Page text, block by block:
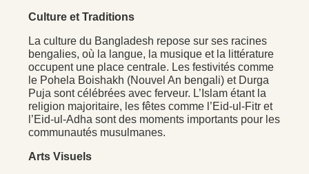
Culture et Traditions
La culture du Bangladesh repose sur ses racines
bengalies, où la langue, la musique et la littérature
occupent une place centrale. Les festivités comme
le Pohela Boishakh (Nouvel An bengali) et Durga
Puja sont célébrées avec ferveur. L’Islam étant la
religion majoritaire, les fêtes comme l’Eid-ul-Fitr et
l’Eid-ul-Adha sont des moments importants pour les
communautés musulmanes.
Arts Visuels